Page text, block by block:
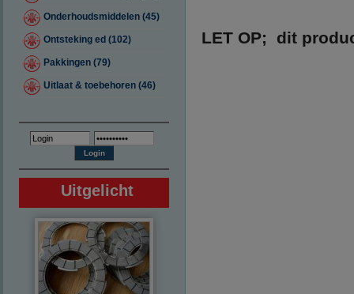
Onderhoudsmiddelen (45)
Ontsteking ed (102)
Pakkingen (79)
Uitlaat & toebehoren (46)
Uitgelicht
LET OP; dit